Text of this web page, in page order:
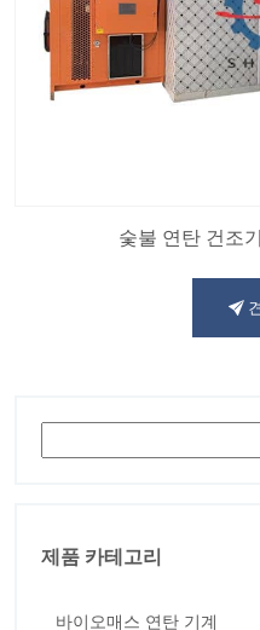
제품 카테고리
바이오매스 연탄 기계
숯불 연탄 건조